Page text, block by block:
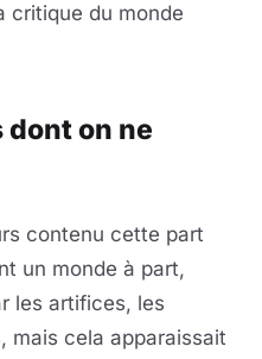
critique du monde
dont on ne
contenu cette part
un monde à part,
les artifices, les
mais cela apparaissait